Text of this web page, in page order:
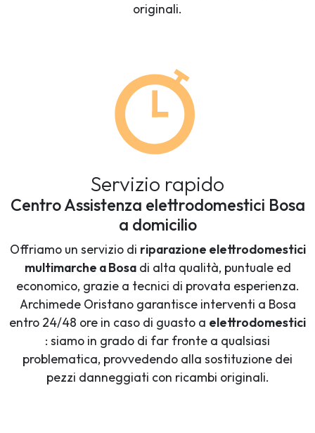
originali.
Servizio rapido
Centro Assistenza elettrodomestici Bosa
a domicilio
Offriamo un servizio di riparazione elettrodomestici
multimarche a Bosadi alta qualità, puntuale ed
economico, grazie a tecnici di provata esperienza.
Archimede Oristano garantisce interventi a Bosa
entro 24/48 ore in caso di guasto a elettrodomestici
: siamo in grado di far fronte a qualsiasi
problematica, provvedendo alla sostituzione dei
pezzi danneggiati con ricambi originali.